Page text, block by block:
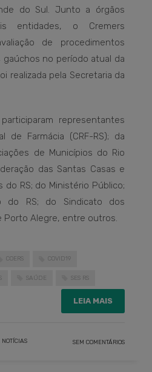
do Sul. Junto a órgãos
entidades, o Cremers
de procedimentos
no período atual da
realizada pela Secretaria da
representantes
de Farmácia (CRF-RS); da
de Municípios do Rio
das Santas Casas e
do RS; do Ministério Público;
do RS; do Sindicato dos
Porto Alegre, entre outros.
COERS COVID19
SAÚDE SES RS
LEIA MAIS
NOTÍCIAS SEM COMENTÁRIOS